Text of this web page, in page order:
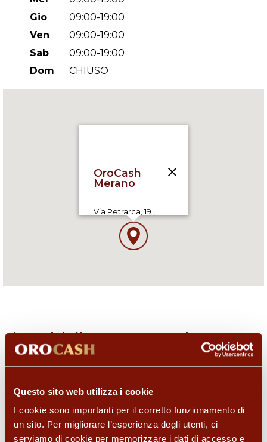
Questo sito web utilizza i cookie
I cookie sono importanti per il corretto funzionamento di
un sito. Per migliorare l’esperienza degli utenti, ci
serviamo di cookie per memorizzare i dati di accesso e
Gio
09:00-19:00
Ven
09:00-19:00
Sab
09:00-19:00
Dom
CHIUSO
OroCash
Via Petrarca, 19 ,
39012 Merano (BZ), IT
09:00-19:00
I servizi di questo negozio